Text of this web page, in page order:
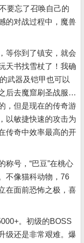
要忘了召唤自己的
的对战过程中，魔兽
你到了镇安，就会
天书找雪杖了！我确
武器及铠甲也可以
后去魔窟刷圣战服…
，但是现在的传奇游
以敏捷快速的攻击为
传奇中效率最高的开
号，“巴豆”在桃心
不像猫科动物，76
在面前恐怖之极，喜
。初级的BOSS
级还是非常艰难。爆